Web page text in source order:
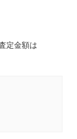
定金額は